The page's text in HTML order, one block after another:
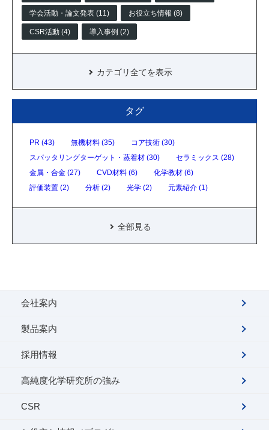
学会活動・論文発表 (11) お役立ち情報 (8)
CSR活動 (4) 導入事例 (2)
カテゴリ全てを表示
タグ
PR (43) 無機材料 (35)
コア技術 (30)
スパッタリングターゲット・蒸着材 (30)
セラミックス (28)
金属・合金 (27)
CVD材料 (6)
化学教材 (6)
評価装置 (2)
分析 (2) 光学 (2) 元素紹介 (1)
全部見る
会社案内
製品案内
採用情報
高純度化学研究所の強み
CSR